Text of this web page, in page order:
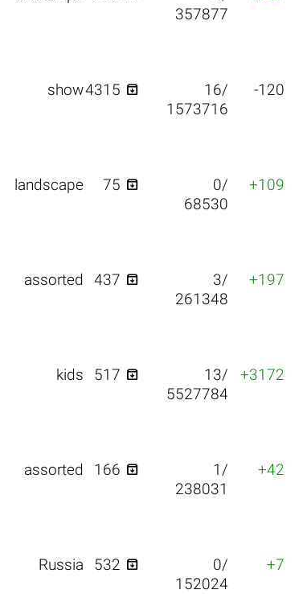
357877
show4315 
16/
1573716
-120
landscape 75 
0/
68530
+109
assorted 437 
3/
261348
+197
kids 517 
13/
5527784
+3172
assorted 166 
1/
238031
+42
Russia 532 
0/
152024
+7